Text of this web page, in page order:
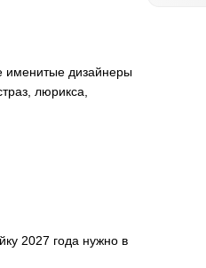
именитые дизайнеры
люрикса,
2027 года нужно в